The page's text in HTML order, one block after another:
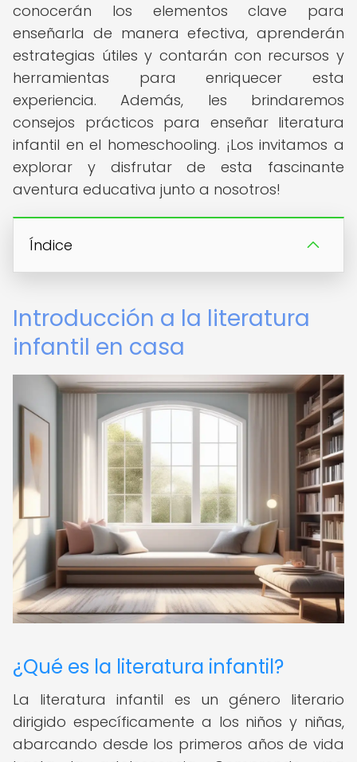
conocerán los elementos clave para
enseñarla de manera efectiva, aprenderán
estrategias útiles y contarán con recursos y
herramientas para enriquecer esta
experiencia. Además, les brindaremos
consejos prácticos para enseñar literatura
infantil en el homeschooling. ¡Los invitamos a
explorar y disfrutar de esta fascinante
aventura educativa junto a nosotros!
Índice
Introducción a la literatura
infantil en casa
¿Qué es la literatura infantil?
La literatura infantil es un género literario
dirigido específicamente a los niños y niñas,
abarcando desde los primeros años de vida